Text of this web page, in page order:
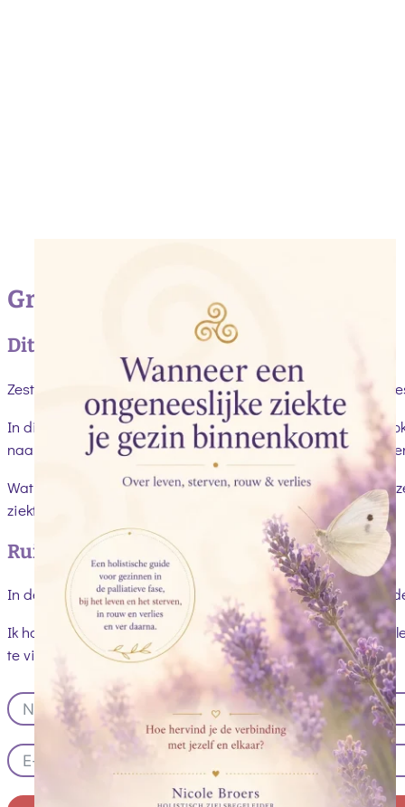
Gratis gids
Dit is de gids die ik zelf zo nodig had…
Zestien jaar geleden werd onze dochter Annemarel
In die maanden veranderde niet alleen háár leven, maar
naar een manier om mezelf én mijn gezin bij elkaar te
Wat ik toen zocht, kon ik nergens vinden. Daarom heb ik
ziekte op een gezin vaak onzichtbaar blijft.
Ruimte voor herkenning en zachtheid
In deze gids deel ik onze reis, verweven met alles wat ik
Ik hoop dat deze woorden je herkenning geven, je laten
te vinden.